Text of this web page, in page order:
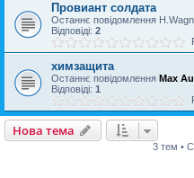
Провиант солдата
Останнє повідомлення
Відповіді: 2
химзащита
Останнє повідомлення Max
Відповіді: 1
Нова тема
3 тем •